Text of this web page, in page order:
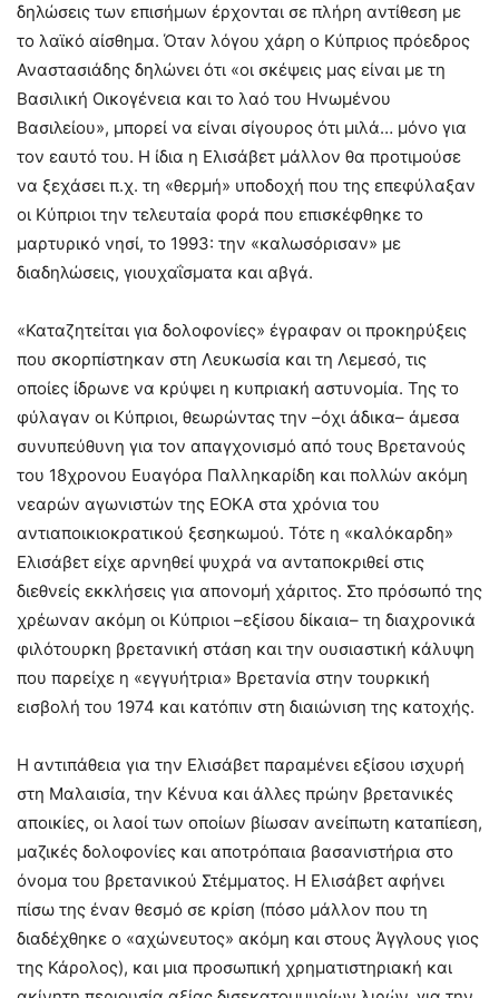
δηλώσεις των επισήμων έρχονται σε πλήρη αντίθεση με
το λαϊκό αίσθημα. Όταν λόγου χάρη ο Κύπριος πρόεδρος
Αναστασιάδης δηλώνει ότι «οι σκέψεις μας είναι με τη
Βασιλική Οικογένεια και το λαό του Ηνωμένου
Βασιλείου», μπορεί να είναι σίγουρος ότι μιλά… μόνο για
τον εαυτό του. Η ίδια η Ελισάβετ μάλλον θα προτιμούσε
να ξεχάσει π.χ. τη «θερμή» υποδοχή που της επεφύλαξαν
οι Κύπριοι την τελευταία φορά που επισκέφθηκε το
μαρτυρικό νησί, το 1993: την «καλωσόρισαν» με
διαδηλώσεις, γιουχαΐσματα και αβγά.
«Καταζητείται για δολοφονίες» έγραφαν οι προκηρύξεις
που σκορπίστηκαν στη Λευκωσία και τη Λεμεσό, τις
οποίες ίδρωνε να κρύψει η κυπριακή αστυνομία. Της το
φύλαγαν οι Κύπριοι, θεωρώντας την –όχι άδικα– άμεσα
συνυπεύθυνη για τον απαγχονισμό από τους Βρετανούς
του 18χρονου Ευαγόρα Παλληκαρίδη και πολλών ακόμη
νεαρών αγωνιστών της ΕΟΚΑ στα χρόνια του
αντιαποικιοκρατικού ξεσηκωμού. Τότε η «καλόκαρδη»
Ελισάβετ είχε αρνηθεί ψυχρά να ανταποκριθεί στις
διεθνείς εκκλήσεις για απονομή χάριτος. Στο πρόσωπό της
χρέωναν ακόμη οι Κύπριοι –εξίσου δίκαια– τη διαχρονικά
φιλότουρκη βρετανική στάση και την ουσιαστική κάλυψη
που παρείχε η «εγγυήτρια» Βρετανία στην τουρκική
εισβολή του 1974 και κατόπιν στη διαιώνιση της κατοχής.
Η αντιπάθεια για την Ελισάβετ παραμένει εξίσου ισχυρή
στη Μαλαισία, την Κένυα και άλλες πρώην βρετανικές
αποικίες, οι λαοί των οποίων βίωσαν ανείπωτη καταπίεση,
μαζικές δολοφονίες και αποτρόπαια βασανιστήρια στο
όνομα του βρετανικού Στέμματος. Η Ελισάβετ αφήνει
πίσω της έναν θεσμό σε κρίση (πόσο μάλλον που τη
διαδέχθηκε ο «αχώνευτος» ακόμη και στους Άγγλους γιος
της Κάρολος), και μια προσωπική χρηματιστηριακή και